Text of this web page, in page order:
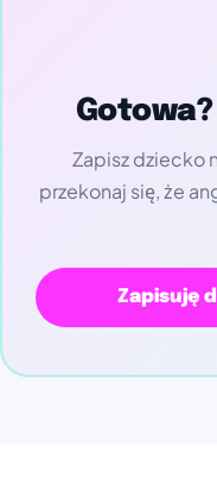
Zapisz dziecko
przekonaj się, że
Zapisuję